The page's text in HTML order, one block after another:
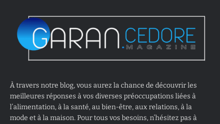
À travers notre blog, vous aurez la chance de découvrir les
meilleures réponses à vos diverses préoccupations liées à
l’alimentation, à la santé, au bien-être, aux relations, à la
mode et à la maison. Pour tous vos besoins, n’hésitez pas à